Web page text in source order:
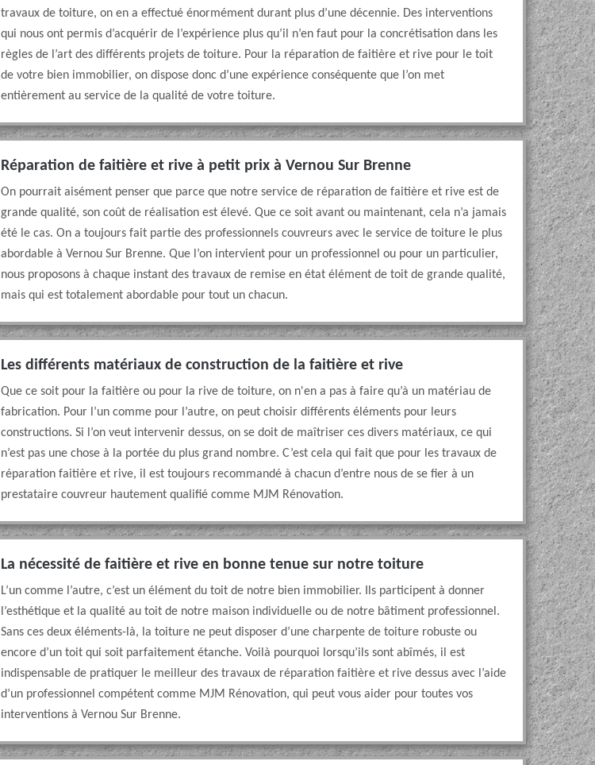
travaux de toiture, on en a effectué énormément durant plus d’une décennie. Des interventions
qui nous ont permis d’acquérir de l’expérience plus qu’il n’en faut pour la concrétisation dans les
règles de l’art des différents projets de toiture. Pour la réparation de faitière et rive pour le toit
de votre bien immobilier, on dispose donc d’une expérience conséquente que l’on met
entièrement au service de la qualité de votre toiture.
Réparation de faitière et rive à petit prix à Vernou Sur Brenne
On pourrait aisément penser que parce que notre service de réparation de faitière et rive est de
grande qualité, son coût de réalisation est élevé. Que ce soit avant ou maintenant, cela n’a jamais
été le cas. On a toujours fait partie des professionnels couvreurs avec le service de toiture le plus
abordable à Vernou Sur Brenne. Que l’on intervient pour un professionnel ou pour un particulier,
nous proposons à chaque instant des travaux de remise en état élément de toit de grande qualité,
mais qui est totalement abordable pour tout un chacun.
Les différents matériaux de construction de la faitière et rive
Que ce soit pour la faitière ou pour la rive de toiture, on n'en a pas à faire qu’à un matériau de
fabrication. Pour l’un comme pour l’autre, on peut choisir différents éléments pour leurs
constructions. Si l’on veut intervenir dessus, on se doit de maîtriser ces divers matériaux, ce qui
n’est pas une chose à la portée du plus grand nombre. C’est cela qui fait que pour les travaux de
réparation faitière et rive, il est toujours recommandé à chacun d’entre nous de se fier à un
prestataire couvreur hautement qualifié comme MJM Rénovation.
La nécessité de faitière et rive en bonne tenue sur notre toiture
L’un comme l’autre, c’est un élément du toit de notre bien immobilier. Ils participent à donner
l’esthétique et la qualité au toit de notre maison individuelle ou de notre bâtiment professionnel.
Sans ces deux éléments-là, la toiture ne peut disposer d’une charpente de toiture robuste ou
encore d’un toit qui soit parfaitement étanche. Voilà pourquoi lorsqu’ils sont abîmés, il est
indispensable de pratiquer le meilleur des travaux de réparation faitière et rive dessus avec l’aide
d’un professionnel compétent comme MJM Rénovation, qui peut vous aider pour toutes vos
interventions à Vernou Sur Brenne.